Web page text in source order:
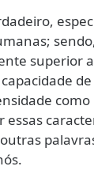
superior